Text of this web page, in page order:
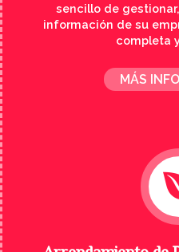
sencillo de
información de su
completa
MÁS